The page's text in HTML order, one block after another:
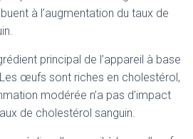
à l’augmentation du taux de
principal de l’appareil à base
œufs sont riches en cholestérol,
modérée n’a pas d’impact
de cholestérol sanguin.